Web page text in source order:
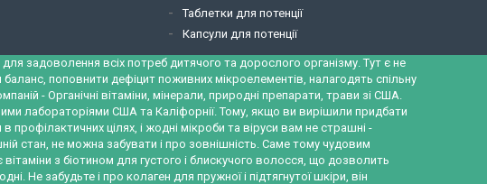
Таблетки для потенції
Капсули для потенції
задоволення всіх потреб дитячого та дорослого організму. Тут є не
поповнити дефіцит поживних мікроелементів, налагодять спільну
- Органічні вітаміни, мінерали, природні препарати, трави зі США.
лабораторіями США та Каліфорнії. Тому, якщо ви вирішили придбати
профілактичних цілях, і жодні мікроби та віруси вам не страшні -
стан, не можна забувати і про зовнішність. Саме тому чудовим
з біотином для густого і блискучого волосся, що дозволить
Не забудьте і про колаген для пружної і підтягнутої шкіри, він